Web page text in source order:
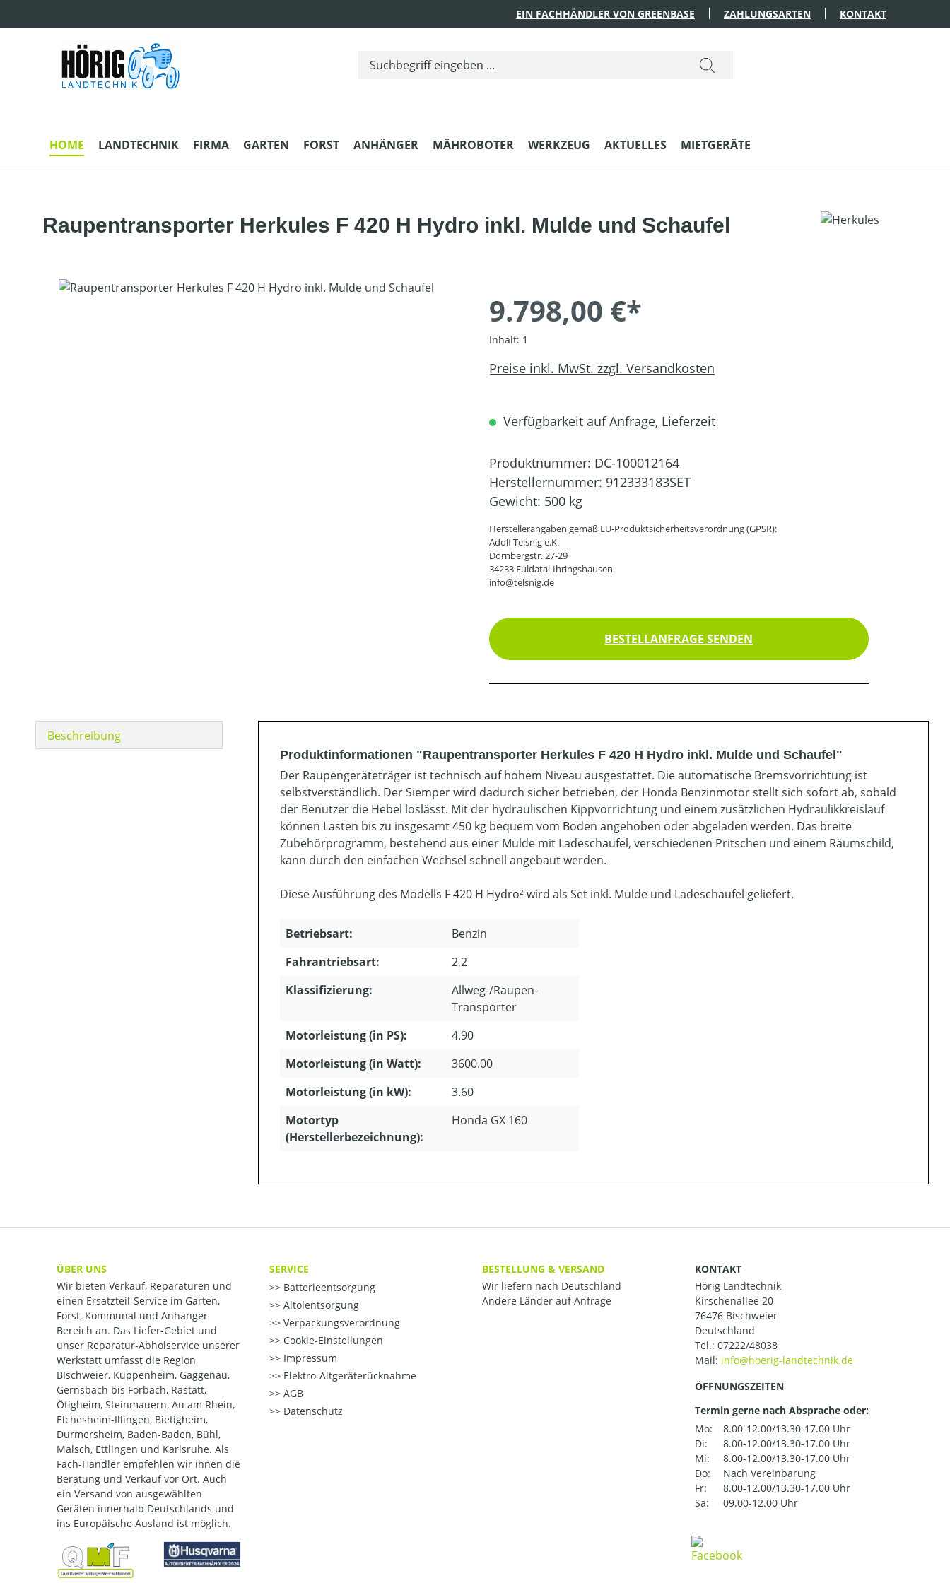
EIN FACHHÄNDLER VON GREENBASE ZAHLUNGSARTEN KONTAKT
HOME LANDTECHNIK FIRMA GARTEN FORST ANHÄNGER MÄHROBOTER WERKZEUG AKTUELLES MIETGERÄTE
Raupentransporter Herkules F 420 H Hydro inkl. Mulde und Schaufel
Bildergalerie überspringen
9.798,00 €*
Inhalt: 1
Preise inkl. MwSt. zzgl. Versandkosten
Verfügbarkeit auf Anfrage, Lieferzeit
Produktnummer: DC-100012164
Herstellernummer: 912333183SET
Gewicht: 500 kg
Herstellerangaben gemäß EU-Produktsicherheitsverordnung (GPSR):
Adolf Telsnig e.K.
Dörnbergstr. 27-29
34233 Fuldatal-Ihringshausen
info@telsnig.de
BESTELLANFRAGE SENDEN
Beschreibung
Produktinformationen "Raupentransporter Herkules F 420 H Hydro inkl. Mulde und Schaufel"
Der Raupengeräteträger ist technisch auf hohem Niveau ausgestattet. Die automatische Bremsvorrichtung ist
selbstverständlich. Der Siemper wird dadurch sicher betrieben, der Honda Benzinmotor stellt sich sofort ab, sobald
der Benutzer die Hebel loslässt. Mit der hydraulischen Kippvorrichtung und einem zusätzlichen Hydraulikkreislauf
können Lasten bis zu insgesamt 450 kg bequem vom Boden angehoben oder abgeladen werden. Das breite
Zubehörprogramm, bestehend aus einer Mulde mit Ladeschaufel, verschiedenen Pritschen und einem Räumschild,
kann durch den einfachen Wechsel schnell angebaut werden.
Diese Ausführung des Modells F 420 H Hydro² wird als Set inkl. Mulde und Ladeschaufel geliefert.
Betriebsart:
Benzin
Fahrantriebsart:
2,2
Klassifizierung:
Allweg-/Raupen-
Transporter
Motorleistung (in PS):
4.90
Motorleistung (in Watt):
3600.00
Motorleistung (in kW):
3.60
Motortyp
(Herstellerbezeichnung):
Honda GX 160
ÜBER UNS
Wir bieten Verkauf, Reparaturen und
einen Ersatzteil-Service im Garten,
Forst, Kommunal und Anhänger
Bereich an. Das Liefer-Gebiet und
unser Reparatur-Abholservice unserer
Werkstatt umfasst die Region
BIschweier, Kuppenheim, Gaggenau,
Gernsbach bis Forbach, Rastatt,
Ötigheim, Steinmauern, Au am Rhein,
Elchesheim-Illingen, Bietigheim,
Durmersheim, Baden-Baden, Bühl,
Malsch, Ettlingen und Karlsruhe. Als
Fach-Händler empfehlen wir ihnen die
Beratung und Verkauf vor Ort. Auch
ein Versand von ausgewählten
Geräten innerhalb Deutschlands und
ins Europäische Ausland ist möglich.
SERVICE
Batterieentsorgung
Altölentsorgung
Verpackungsverordnung
Cookie-Einstellungen
Impressum
Elektro-Altgeräterücknahme
AGB
Datenschutz
BESTELLUNG & VERSAND
Wir liefern nach Deutschland
Andere Länder auf Anfrage
KONTAKT
Hörig Landtechnik
Kirschenallee 20
76476 Bischweier
Deutschland
Tel.: 07222/48038
Mail:
ÖFFNUNGSZEITEN
Termin gerne nach Absprache oder:
Mo:
8.00-12.00/13.30-17.00 Uhr
Di:
8.00-12.00/13.30-17.00 Uhr
Mi:
8.00-12.00/13.30-17.00 Uhr
Do:
Nach Vereinbarung
Fr:
8.00-12.00/13.30-17.00 Uhr
Sa:
09.00-12.00 Uhr